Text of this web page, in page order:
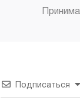
Подписаться